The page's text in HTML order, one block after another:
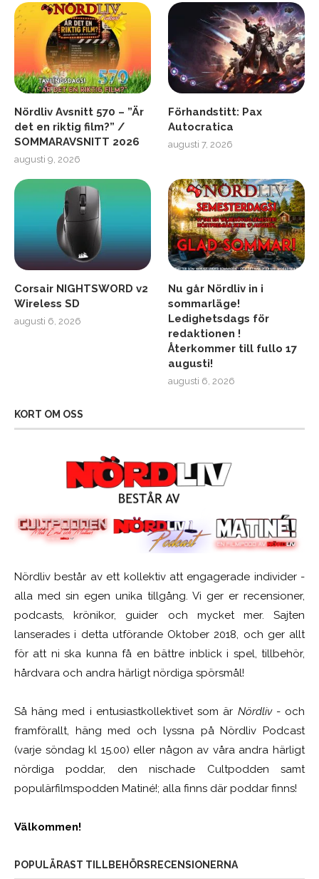
Nördliv Avsnitt 570 – ”Är
det en riktig film?” /
SOMMARAVSNITT 2026
augusti 9, 2026
Förhandstitt: Pax
Autocratica
augusti 7, 2026
Corsair NIGHTSWORD v2
Wireless SD
augusti 6, 2026
Nu går Nördliv in i
sommarläge!
Ledighetsdags för
redaktionen !
Återkommer till fullo 17
augusti!
augusti 6, 2026
KORT OM OSS
Nördliv består av ett kollektiv att engagerade individer -
alla med sin egen unika tillgång. Vi ger er recensioner,
podcasts, krönikor, guider och mycket mer. Sajten
lanserades i detta utförande Oktober 2018, och ger allt
för att ni ska kunna få en bättre inblick i spel, tillbehör,
hårdvara och andra härligt nördiga spörsmål!
Så häng med i entusiastkollektivet som är Nördliv- och
framförallt, häng med och lyssna på Nördliv Podcast
(varje söndag kl 15.00) eller någon av våra andra härligt
nördiga poddar, den nischade Cultpodden samt
populärfilmspodden Matiné!; alla finns där poddar finns!
Välkommen!
POPULÄRAST TILLBEHÖRSRECENSIONERNA